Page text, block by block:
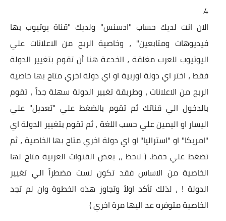
الان انت لديك حساب "ادسنس" ولديك "قناة يوتيوب بها
فيديوهات ومتابعين" ، وخاصية الربح من الاعلانات علي
اليوتيوب للعرب مغلقة ، الخدعة هنا أن تقوم بتغيير الدولة
فقط ، اختر اي دولة اوربية او اي دولة اخري متاح بها خاصية
الربح من الاعلانات ، وطريقة تغيير الدولة سهلة جداً ، تقوم
بالدخول الي قناتك ثم تقوم بالضغط علي "تعديل" علي
اليسار او اليمين علي حسب اللغة ، ثم تقوم بتغيير الدولة اي
"امريكا" او "استراليا" او اي دولة اخري متاح بها الخاصية ، ثم
تضغط علي حفظ.( لاحظ ،، بعض القنوات العربية متاح لها
الخاصية من الاساس فقد تكون لست مضطراً الي تغيير
الدولة ! ، لذلك تأكد اولاً وتجاوز هذه الخطوة وان لم تجد
الخاصية متوفره عد اليها مرة اخري )